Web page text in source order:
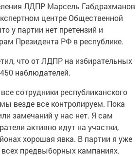
ЛДПР Марсель Габдрахманов
центре Общественной
у партии нет претензий и
Президента РФ в республике.
что от ЛДПР на избирательных
наблюдателей.
сотрудники республиканского
везде все контролируем. Пока
замечаний у нас нет. Я сам
активно идут на участки,
хорошая явка. В партии я уже
всех предвыборных кампаниях.